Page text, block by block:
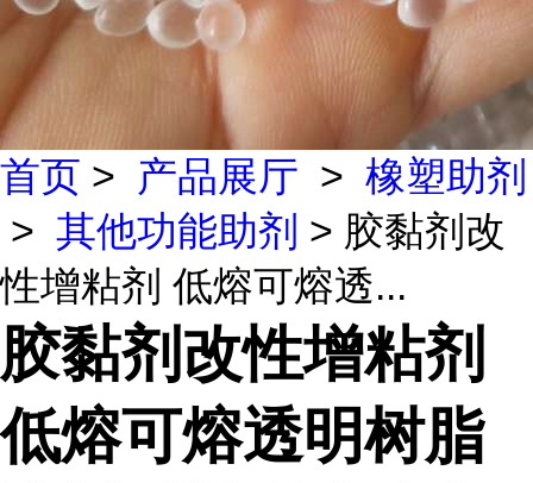
首页 > 产品展厅 > 橡塑助剂
> 其他功能助剂 > 胶黏剂改
性增粘剂 低熔可熔透...
胶黏剂改性增粘剂
低熔可熔透明树脂